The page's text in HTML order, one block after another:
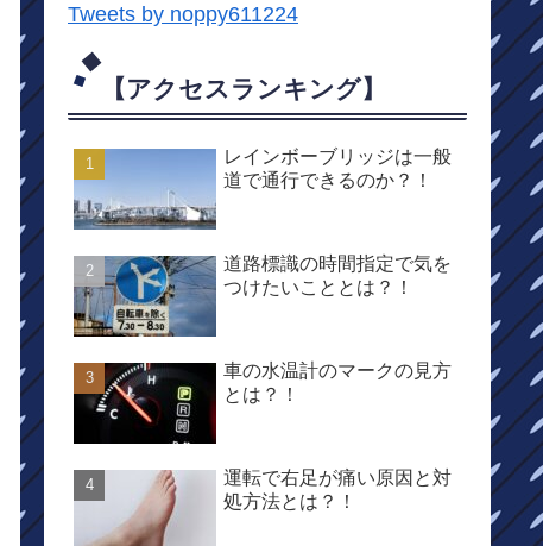
Tweets by noppy611224
【アクセスランキング】
レインボーブリッジは一般
道で通行できるのか？！
道路標識の時間指定で気を
つけたいこととは？！
車の水温計のマークの見方
とは？！
運転で右足が痛い原因と対
処方法とは？！